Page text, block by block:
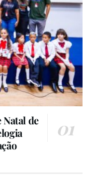
Natal de